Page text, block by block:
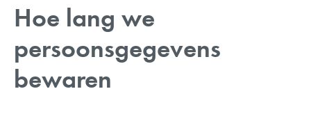
Hoe lang we
persoonsgegevens
bewaren